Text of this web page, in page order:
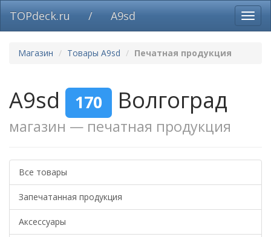
TOPdeck.ru / A9sd
Магазин Товары A9sd Печатная продукция
A9sd 170 Волгоград
магазин — печатная продукция
Все товары
Запечатанная продукция
Аксессуары